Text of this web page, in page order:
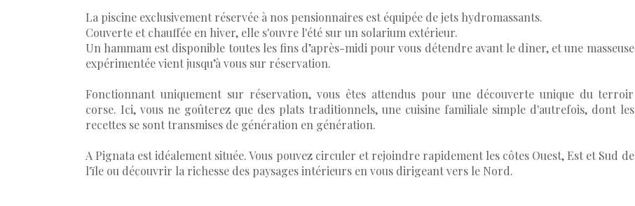
La piscine exclusivement réservée à nos pensionnaires est équipée de jets hydromassants.
Couverte et chauffée en hiver, elle s'ouvre l'été sur un solarium extérieur.
Un hammam est disponible toutes les fins d’après-midi pour vous détendre avant le dîner, et une masseuse
expérimentée vient jusqu’à vous sur réservation.
Fonctionnant uniquement sur réservation, vous êtes attendus pour une découverte unique du terroir
corse. Ici, vous ne goûterez que des plats traditionnels, une cuisine familiale simple d'autrefois, dont les
recettes se sont transmises de génération en génération.
A Pignata est idéalement située. Vous pouvez circuler et rejoindre rapidement les côtes Ouest, Est et Sud de
l'ïle ou découvrir la richesse des paysages intérieurs en vous dirigeant vers le Nord.